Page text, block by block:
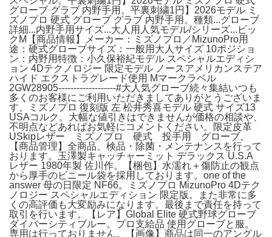
グローブ グラブ 内野手用。平裏刺繍1円】2026モデル ミ
ズノプロ 硬式 グローブ グラブ 内野手用。種類...グローブ
詳細...内野手用サイズ...大人用人気モデル/シリーズ...ビッ
クM【商品情報】メーカー：ミズノプロ／MizunoPro用
途：硬式グローブサイズ：一般用大人サイズ 10ポジショ
ン：内野用特徴：小久保裕紀モデル スペシャルエディシ
ョン 4Dテクノロジー 限定モデル ノースアメリカンステア
ハイド エクストラグレード使用 Mマークラベル
2GW28905-------------------#大人気グローブ続々集結いつも
多くのお客様にご利用いただきましてありがとうございま
す。ミズノプロ 復刻版 左 松井秀喜モデル 硬式 サイズ13
USAコルク。大幅な値引きはできませんが価格の相談や、
不明点などあればお気軽にコメントください。限定皮革
USkipレザー ミズノプロ 硬式 投手用 グローブ。
【商品管理】全商品、検品・除菌・メンテナンスを行って
おります。玉澤製キャッチャーミット デラックス U.S.A
レザー 1980年製 佐川作。【梱包】水濡れ＋傷防止の観点
から厚手のビニール袋を採用しております。one of the
answer 母の日限定 NF66。ミズノプロ MizunoPro 4Dテク
ノロジー スペシャルエディション 限定版。また非常に多
くの高評価も大変励みになります。最後まで責任を持って
取引を行います。【レア】Global Elite 硬式野球グローブ
ダイバーシティブルー。プロ支給品 使用グローブと服。
専用は行っておりません。【画像】商品は同一のアングル